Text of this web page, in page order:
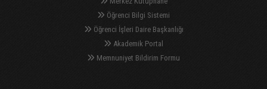
Öğrenci Bilgi Sistemi
Öğrenci İşleri Daire Başkanlığı
Akademik Portal
Memnuniyet Bildirim Formu